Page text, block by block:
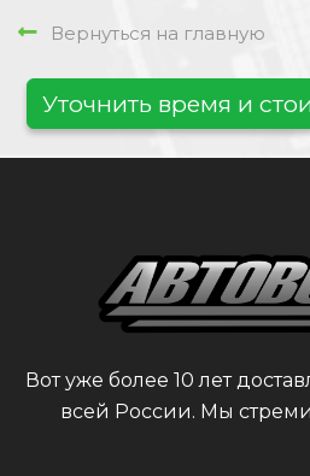
Вернуться на главную
Уточнить время и
Вот уже более 10 лет
всей России. Мы